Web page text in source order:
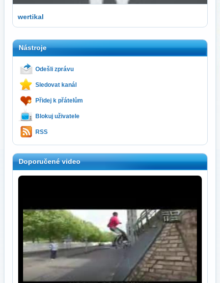
wertikal
Nástroje
Odešli zprávu
Sledovat kanál
Přidej k přátelům
Blokuj uživatele
RSS
Doporučené video